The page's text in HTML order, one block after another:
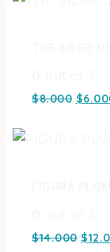
$8.000 $
$14.000 $